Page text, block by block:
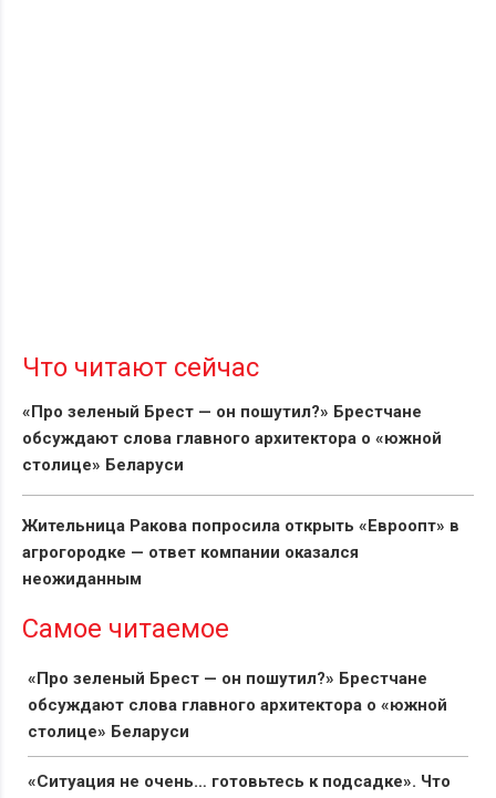
Что читают сейчас
«Про зеленый Брест — он пошутил?» Брестчане
обсуждают слова главного архитектора о «южной
столице» Беларуси
Жительница Ракова попросила открыть «Евроопт» в
агрогородке — ответ компании оказался
неожиданным
Самое читаемое
«Про зеленый Брест — он пошутил?» Брестчане
обсуждают слова главного архитектора о «южной
столице» Беларуси
«Ситуация не очень… готовьтесь к подсадке». Что